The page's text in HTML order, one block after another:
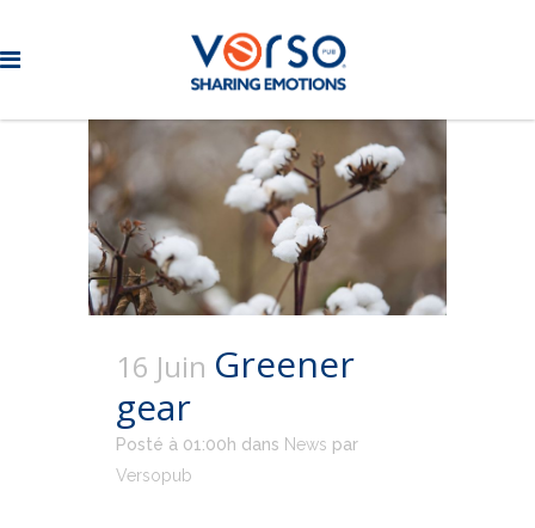
16 Juin Greener
gear
Posté à 01:00h dans News par
Versopub